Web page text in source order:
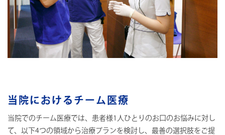
当院におけるチーム医療
当院でのチーム医療では、患者様1人ひとりのお口のお悩みに対し
て、以下4つの領域から治療プランを検討し、最善の選択肢をご提